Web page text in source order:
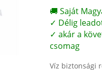
🚚 Saját
✓ Délig
✓ akár a
csomag
Víz biztonsági